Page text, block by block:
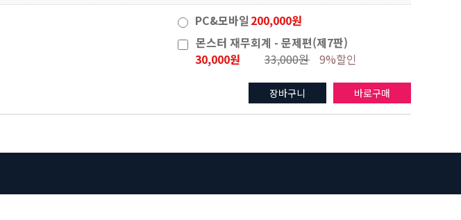
PC&모바일 200,000원
몬스터 재무회계 - 문제편(제7판)
30,000원
33,000원 9%할인
바로구매
장바구니